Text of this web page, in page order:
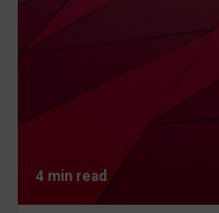
4 min read